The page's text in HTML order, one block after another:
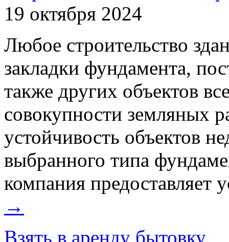
19 октября 2024
Любое строительство
закладки фундамента,
также других объектов
совокупности земляных
устойчивость объектов
выбранного типа
компания предоставляет
→
Взять в аренду бытовку